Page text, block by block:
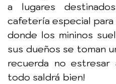
a lugares
cafetería especial
donde los mininos
sus dueños se toman
recuerda no
todo saldrá bien!